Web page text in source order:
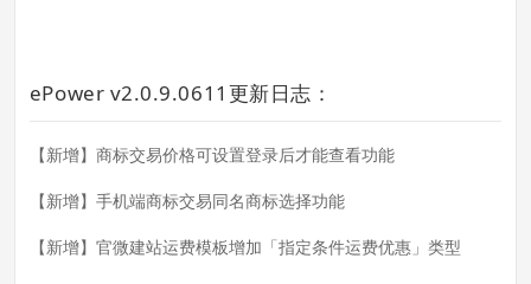
ePower v2.0.9.0611更新日志：
【新增】商标交易价格可设置登录后才能查看功能
【新增】手机端商标交易同名商标选择功能
【新增】官微建站运费模板增加「指定条件运费优惠」类型